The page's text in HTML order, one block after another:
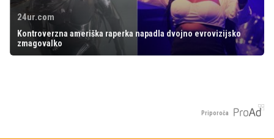
24ur.com
Kontroverzna ameriška raperka napadla dvojno evrovizijsko
zmagovalko
Priporoča